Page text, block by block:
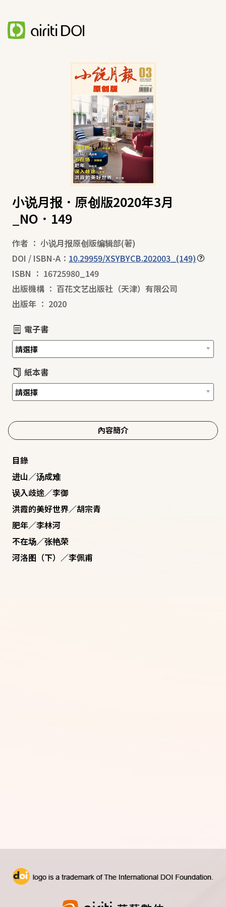
小说月报．原创版2020年3月
_NO．149
作者 ： 小说月报原创版编辑部(著)
DOI / ISBN-A： 10.29959/XSYBYCB.202003_(149)
ISBN ： 16725980_149
出版機構 ： 百花文艺出版社（天津）有限公司
出版年 ： 2020
電子書
紙本書
內容簡介
目錄
进山／汤成难
误入歧途／李御
洪霞的美好世界／胡宗青
肥年／李林河
不在场／张艳荣
河洛图（下）／李佩甫